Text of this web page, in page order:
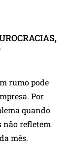
rumo pode
Por
quando
não refletem
mês.